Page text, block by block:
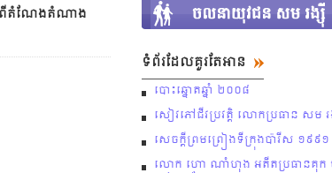
ពីតំណែងតំណាង
ទំព័រដែលគួរតែអាន
បោះឆ្នោតឆ្នាំ ២០០៨
សៀវភៅជីវប្រវត្ដិ លោកប្រធាន សម រ
សេចក្ដីព្រមព្រៀងទីក្រុងប៉ារីស ១៩៩១
លោក ហោ ណាំហុង អតីតប្រធានគុក